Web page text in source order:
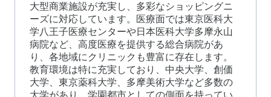
大型商業施設が充実し、多彩なショッピングニ
ーズに対応しています。医療面では東京医科大
学八王子医療センターや日本医科大学多摩永山
病院など、高度医療を提供する総合病院があ
り、各地域にクリニックも豊富に存在します。
教育環境は特に充実しており、中央大学、創価
大学、東京薬科大学、多摩美術大学など多数の